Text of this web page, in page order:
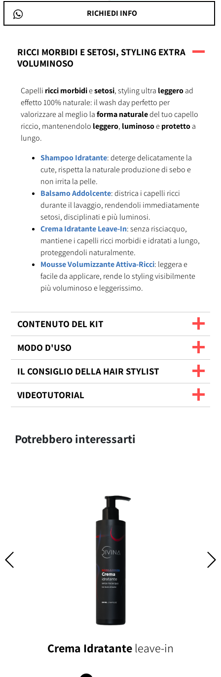
RICHIEDI INFO
RICCI MORBIDI E SETOSI, STYLING EXTRA
VOLUMINOSO
Capelli ricci morbidiesetosi, styling ultra leggeroad
effetto 100% naturale: il wash day perfetto per
valorizzare al meglio laforma naturaledel tuo capello
riccio, mantenendolo leggero, luminosoeprotettoa
lungo.
Shampoo Idratante: deterge delicatamente la
cute, rispetta la naturale produzione di sebo e
non irrita la pelle.
Balsamo Addolcente: districa i capelli ricci
durante il lavaggio, rendendoli immediatamente
setosi, disciplinati e più luminosi.
Crema Idratante Leave-In: senza risciacquo,
mantiene i capelli ricci morbidi e idratati a lungo,
proteggendoli naturalmente.
Mousse Volumizzante Attiva-Ricci: leggera e
facile da applicare, rende lo styling visibilmente
più voluminoso e leggerissimo.
CONTENUTO DEL KIT
MODO D'USO
IL CONSIGLIO DELLA HAIR STYLIST
VIDEOTUTORIAL
Potrebbero interessarti
Crema Idratante leave-in